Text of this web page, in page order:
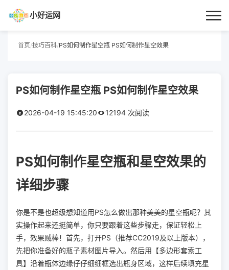
小好运网
首页
每日更新
首页 /技巧百科/PS如何制作星空瓶 PS如何制作星空效果
PS如何制作星空瓶 PS如何制作星空效果
2026-04-19 15:45:20 12194 次阅读
PS如何制作星空瓶和星空效果的
详细步骤
你是不是也超级想知道用PS怎么做出那种美美的星空瓶呢？其
实操作起来还挺简单，你只要跟着这些步骤走，保证轻松上
手，效果贼棒！首先，打开PS（推荐CC2019及以上版本），
先把你准备好的瓶子素材图片导入。然后用【多边形套索工
具】沿着瓶体边缘仔仔细细框选出瓶身区域，这样后续填充星